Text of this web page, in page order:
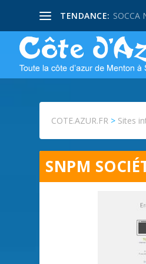
TENDANCE: SOCCA
COTE.AZUR.FR > Sites
SNPM